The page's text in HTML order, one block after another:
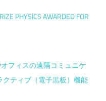
PHYSICS AWARDED FOR
フィスの遠隔コミュニケ
ティブ（電子黒板）機能